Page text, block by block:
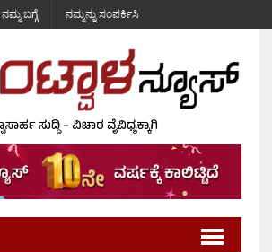
ನಮ್ಮ ಬಗ್ಗೆ ನಮ್ಮನ್ನು ಸಂಪರ್ಕಿಸಿ